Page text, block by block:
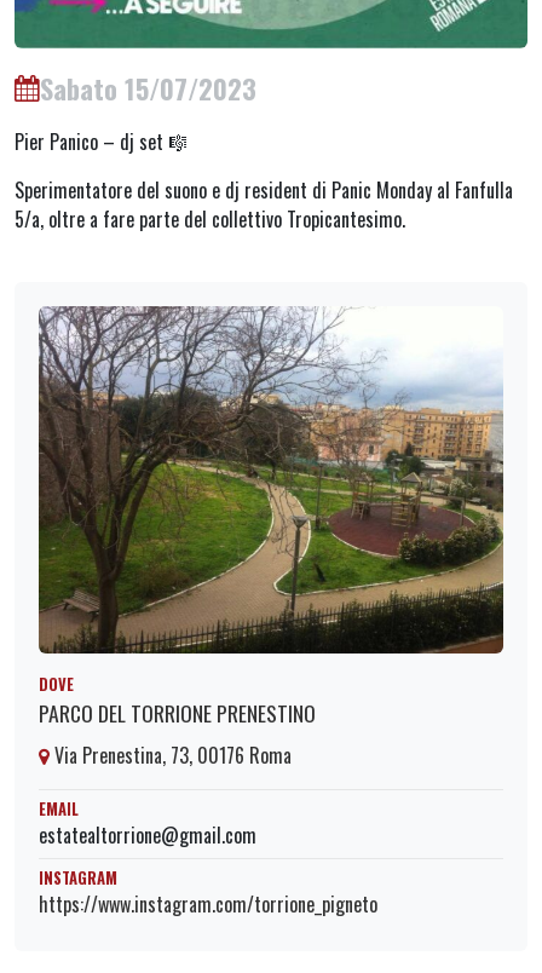
Sabato 15/07/2023
Pier Panico – dj set 🎼
Sperimentatore del suono e dj resident di Panic Monday al Fanfulla
5/a, oltre a fare parte del collettivo Tropicantesimo.
DOVE
PARCO DEL TORRIONE PRENESTINO
Via Prenestina, 73, 00176 Roma
EMAIL
estatealtorrione@gmail.com
INSTAGRAM
https://www.instagram.com/torrione_pigneto